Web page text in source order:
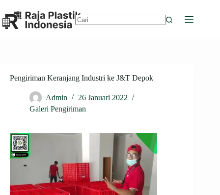
to
content
Pengiriman Keranjang Industri ke J&T Depok
Admin
26 Januari 2022
Galeri Pengiriman